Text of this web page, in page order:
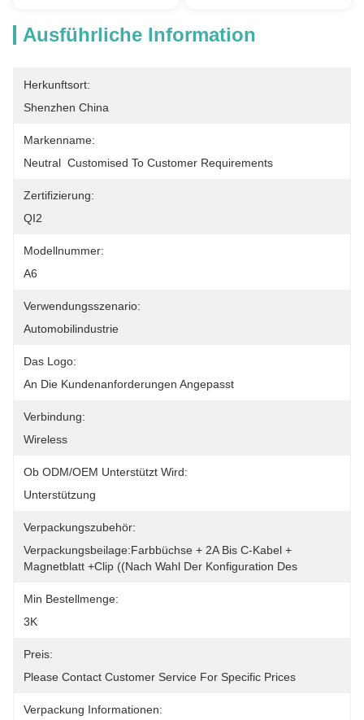
Ausführliche Information
Herkunftsort:
Shenzhen China
Markenname:
Neutral  Customised To Customer Requirements
Zertifizierung:
QI2
Modellnummer:
A6
Verwendungsszenario:
Automobilindustrie
Das Logo:
An Die Kundenanforderungen Angepasst
Verbindung:
Wireless
Ob ODM/OEM Unterstützt Wird:
Unterstützung
Verpackungszubehör:
Verpackungsbeilage:Farbbüchse + 2A Bis C-Kabel +
Magnetblatt +Clip ((nach Wahl Der Konfiguration Des
Min Bestellmenge:
3K
Preis:
Please Contact Customer Service For Specific Prices
Verpackung Informationen: